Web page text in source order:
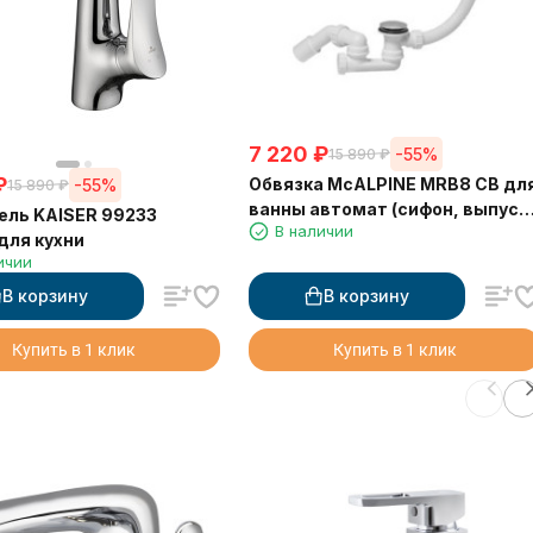
15 890 ₽ -55%
KAISER 99233
кухни
В корзину
Купить в 1 клик
7 220 ₽15 890 ₽ -55%
Обвязка McALPINE MRB8 CB
ванны автомат (сифон, выпуск,
перелив, колено, сифон,
В наличии
В корзину
Купить в 1 клик